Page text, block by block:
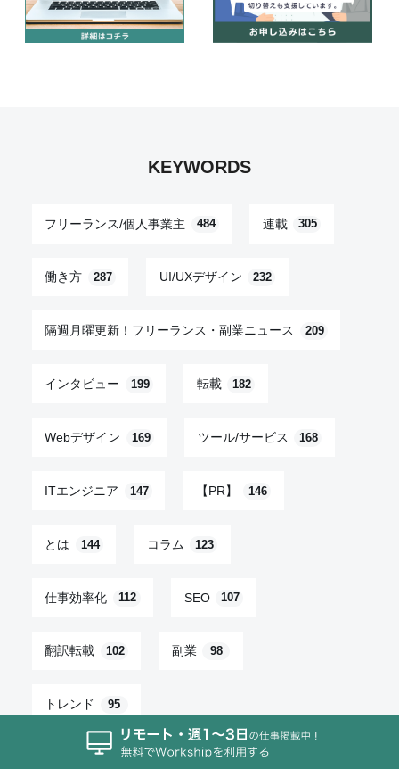
KEYWORDS
フリーランス/個人事業主 484 連載 305
働き方 287 UI/UXデザイン 232
隔週月曜更新！フリーランス・副業ニュース 209
インタビュー 199 転載 182
Webデザイン 169 ツール/サービス 168
ITエンジニア 147 【PR】 146
とは 144 コラム 123
仕事効率化 112 SEO 107
翻訳転載 102 副業 98
トレンド 95